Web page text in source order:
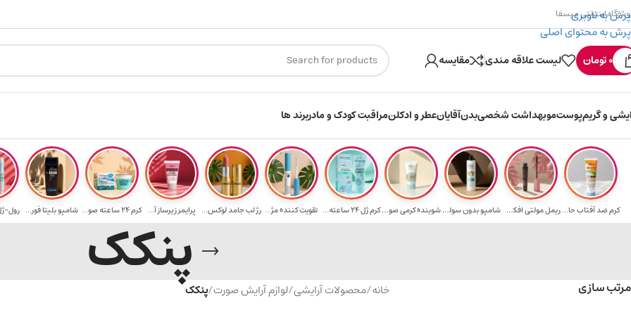
پرش به ناوبری
پرش به محتوای اصلی
هدیه ارسال رایگان برای خرید ۳.۵ میلیون به یالا ۳۰۰ میسکوین (۳۰ هزار تومن) هدیه خرید اول
اینترنتی میسفا
0تومان لیست علاقه مندی مقایسه
و گریمپوستموبهداشت شخصیبدنآقایانعطر و ادکلنمراقبت کودک و مادربرند ها
کرم ضد آفتاب حا... ریمل مولتی افکت... شامپو بدون سولف... شوینده کرمی صور...کرم ژل ۲۴ ساعته... تقویت‌ کننده مژ... رژ لب جامد لوکس... پرایمر زیرساز آ... کرم 24 ساعته صو... شامپو بلیتا فور... رول- پنکک مرتب سازی خانه/محصولات آرایشی/لوازم آرایش صورت/پنکک